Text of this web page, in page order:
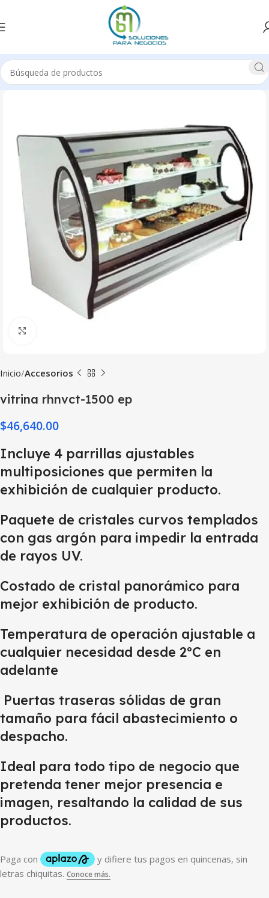
Inicio Accesorios
vitrina rhnvct-1500 ep
$46,640.00
Incluye 4 parrillas ajustables
multiposiciones que permiten la
exhibición de cualquier producto.
Paquete de cristales curvos templados
con gas argón para impedir la entrada
de rayos UV.
Costado de cristal panorámico para
mejor exhibición de producto.
Temperatura de operación ajustable a
cualquier necesidad desde 2ºC en
adelante
Puertas traseras sólidas de gran
tamaño para fácil abastecimiento o
despacho.
Ideal para todo tipo de negocio que
pretenda tener mejor presencia e
imagen, resaltando la calidad de sus
productos.